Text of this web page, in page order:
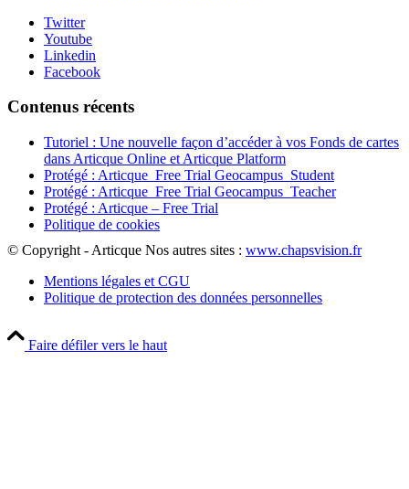
Twitter
Youtube
Linkedin
Facebook
Contenus récents
Tutoriel : Une nouvelle façon d’accéder à vos Fonds de cartes
dans Articque Online et Articque Platform
Protégé : Articque_Free Trial Geocampus_Student
Protégé : Articque_Free Trial Geocampus_Teacher
Protégé : Articque – Free Trial
Politique de cookies
© Copyright - Articque Nos autres sites : www.chapsvision.fr
Mentions légales et CGU
Politique de protection des données personnelles
Faire défiler vers le haut